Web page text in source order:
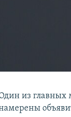
из главных